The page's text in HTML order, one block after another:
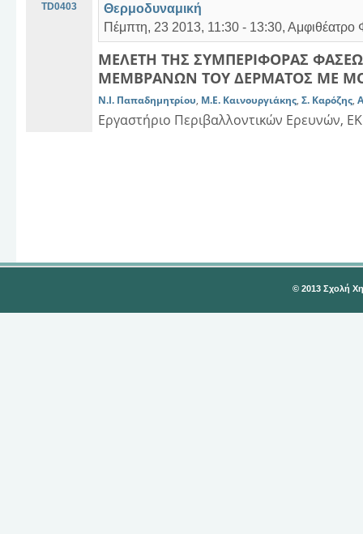
TD0403
Θερμοδυναμική
Πέμπτη, 23 2013, 11:30 - 13:30, Αμφιθέατρο
ΜΕΛΕΤΗ ΤΗΣ ΣΥΜΠΕΡΙΦΟΡΑΣ
ΜΕΜΒΡΑΝΩΝ ΤΟΥ ΔΕΡΜΑΤΟΣ ΜΕ
Ν.Ι. Παπαδημητρίου, Μ.Ε. Καινουργιάκης, Σ. Καρόζης,
Εργαστήριο Περιβαλλοντικών Ερευνών,
© 2013 Σχολή